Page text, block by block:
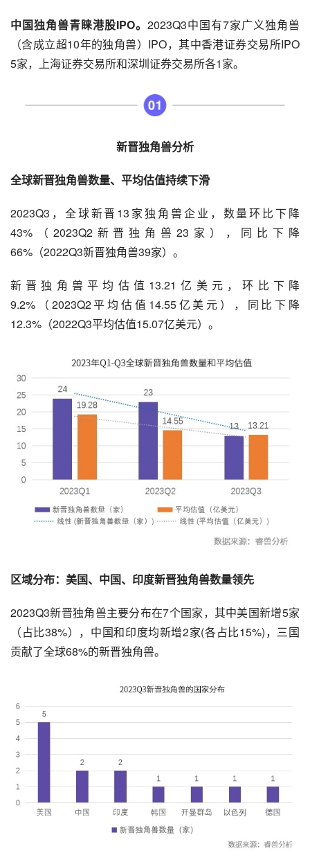
中国独角兽青睐港股IPO。 2023Q3中国有7家广义独角兽
（含成立超10年的独角兽）IPO，其中香港证券交易所IPO
5家，上海证券交易所和深圳证券交易所各1家。
新晋独角兽分析
全球新晋独角兽数量、平均估值持续下滑
2023Q3，全球新晋13家独角兽企业，数量环比下降
43%（2023Q2新晋独角兽23家），同比下降
66%（2022Q3新晋独角兽39家）。
新晋独角兽平均估值13.21亿美元，环比下降
9.2%（2023Q2平均估值14.55亿美元），同比下降
12.3%（2022Q3平均估值15.07亿美元）。
区域分布：美国、中国、印度新晋独角兽数量领先
2023Q3新晋独角兽主要分布在7个国家，其中美国新增5家
（占比38%），中国和印度均新增2家(各占比15%)，三国
贡献了全球68%的新晋独角兽。